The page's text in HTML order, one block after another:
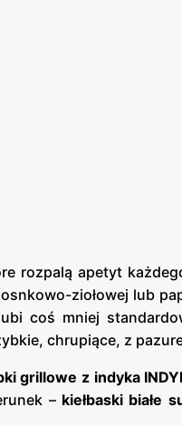
rozpalą apetyt
ziołowej lub
coś mniej
chrupiące, z
grillowe z indyka
– kiełbaski białe